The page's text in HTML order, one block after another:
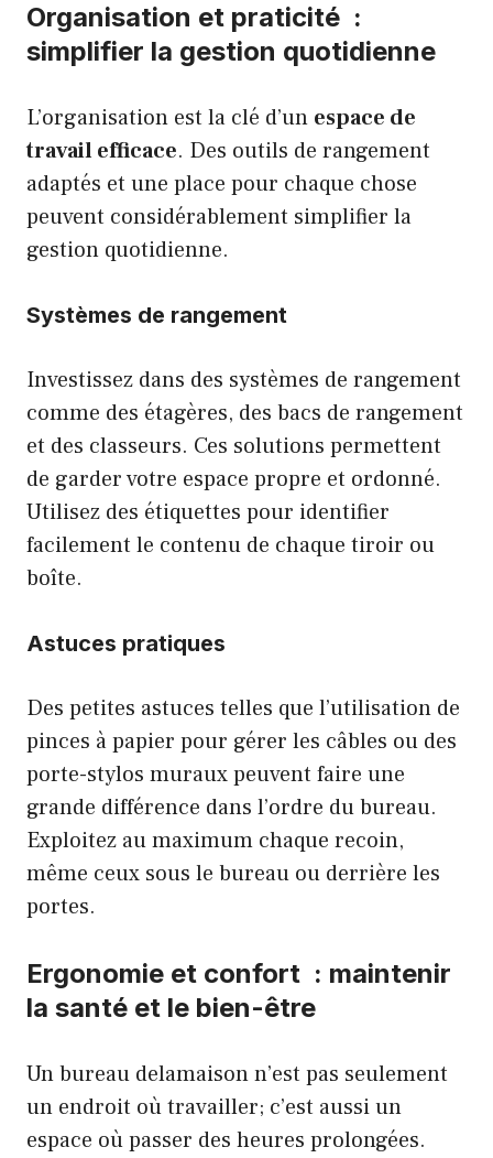
Organisation et praticité :
simplifier la gestion quotidienne
L’organisation est la clé d’un espace de
travail efficace. Des outils de rangement
adaptés et une place pour chaque chose
peuvent considérablement simplifier la
gestion quotidienne.
Systèmes de rangement
Investissez dans des systèmes de rangement
comme des étagères, des bacs de rangement
et des classeurs. Ces solutions permettent
de garder votre espace propre et ordonné.
Utilisez des étiquettes pour identifier
facilement le contenu de chaque tiroir ou
boîte.
Astuces pratiques
Des petites astuces telles que l’utilisation de
pinces à papier pour gérer les câbles ou des
porte-stylos muraux peuvent faire une
grande différence dans l’ordre du bureau.
Exploitez au maximum chaque recoin,
même ceux sous le bureau ou derrière les
portes.
Ergonomie et confort : maintenir
la santé et le bien-être
Un bureau delamaison n’est pas seulement
un endroit où travailler; c’est aussi un
espace où passer des heures prolongées.